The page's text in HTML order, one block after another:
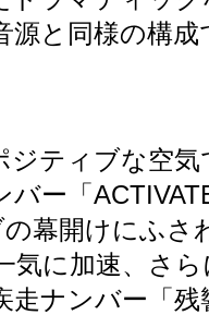
源と同様の構成
ジティブな空
バー「
幕開けにふさ
気に加速、さ
走ナンバー「残